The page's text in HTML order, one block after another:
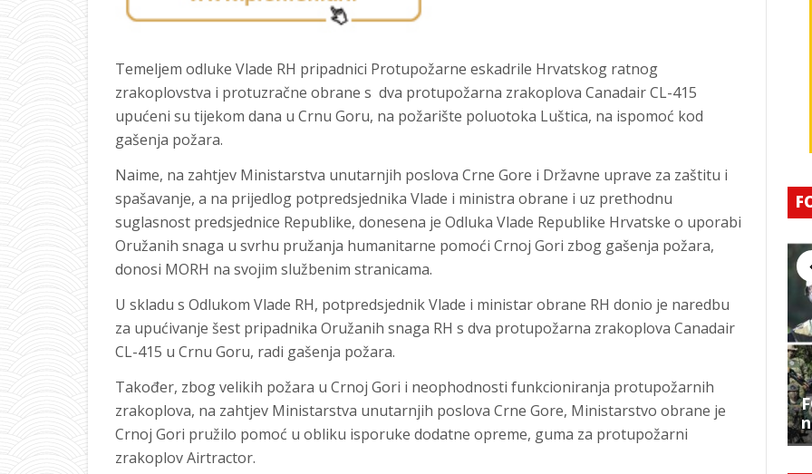
Temeljem odluke Vlade RH pripadnici Protupožarne eskadrile Hrvatskog ratnog
zrakoplovstva i protuzračne obrane s dva protupožarna zrakoplova Canadair CL-415
upućeni su tijekom dana u Crnu Goru, na požarište poluotoka Luštica, na ispomoć kod
gašenja požara.
Naime, na zahtjev Ministarstva unutarnjih poslova Crne Gore i Državne uprave za zaštitu i
spašavanje, a na prijedlog potpredsjednika Vlade i ministra obrane i uz prethodnu
suglasnost predsjednice Republike, donesena je Odluka Vlade Republike Hrvatske o uporabi
Oružanih snaga u svrhu pružanja humanitarne pomoći Crnoj Gori zbog gašenja požara,
donosi MORH na svojim službenim stranicama.
U skladu s Odlukom Vlade RH, potpredsjednik Vlade i ministar obrane RH donio je naredbu
za upućivanje šest pripadnika Oružanih snaga RH s dva protupožarna zrakoplova Canadair
CL-415 u Crnu Goru, radi gašenja požara.
Također, zbog velikih požara u Crnoj Gori i neophodnosti funkcioniranja protupožarnih
zrakoplova, na zahtjev Ministarstva unutarnjih poslova Crne Gore, Ministarstvo obrane je
Crnoj Gori pružilo pomoć u obliku isporuke dodatne opreme, guma za protupožarni
zrakoplov Airtractor.